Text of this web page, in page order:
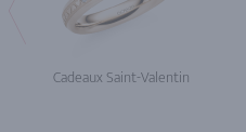
Cadeaux Saint-Valentin